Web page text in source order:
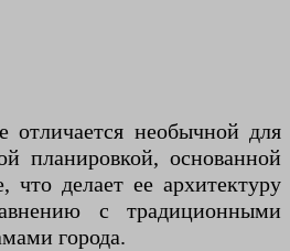
отличается необычной для
планировкой, основанной
что делает ее архитектуру
с традиционными
города.